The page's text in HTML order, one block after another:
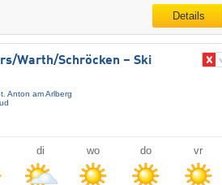
Details
​Warth/​Schröcken – Ski
Anton am Arlberg
di wo do vr